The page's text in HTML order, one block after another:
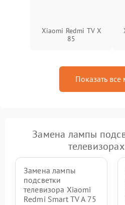
Xiaomi Redmi TV X
85
Показать все
Замена лампы
Замена лампы
подсветки
телевизора Xiaomi
Redmi Smart TV A 75